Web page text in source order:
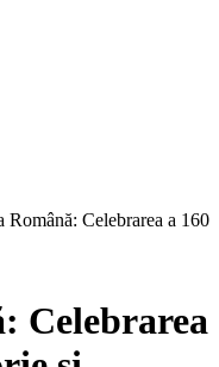
Română: Celebrarea a 160
Celebrarea